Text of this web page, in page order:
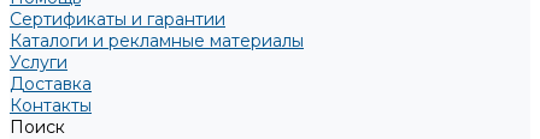
Сертификаты и гарантии
Каталоги и рекламные материалы
Услуги
Доставка
Контакты
Поиск